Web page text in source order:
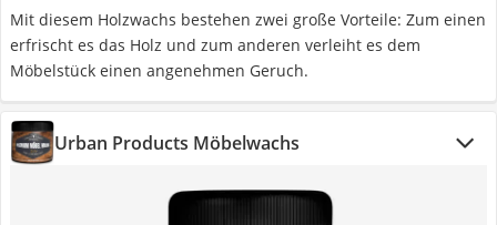
Mit diesem Holzwachs bestehen zwei große Vorteile: Zum einen
erfrischt es das Holz und zum anderen verleiht es dem
Möbelstück einen angenehmen Geruch.
Urban Products Möbelwachs